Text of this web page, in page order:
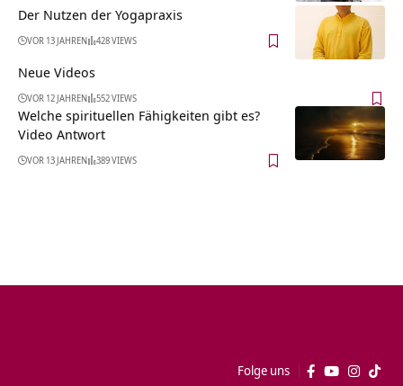
Der Nutzen der Yogapraxis
VOR 13 JAHREN 428 VIEWS
Neue Videos
VOR 12 JAHREN 552 VIEWS
Welche spirituellen Fähigkeiten gibt es?
Video Antwort
VOR 13 JAHREN 389 VIEWS
Folge uns